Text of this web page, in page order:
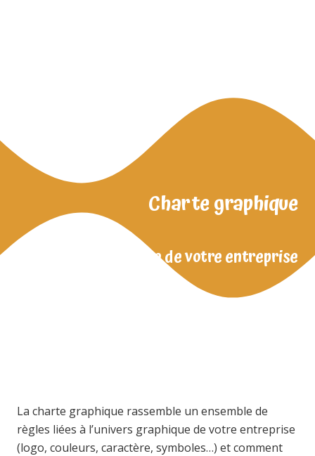
Charte graphique
L’identité graphique de votre entreprise
La charte graphique rassemble un ensemble de
règles liées à l’univers graphique de votre entreprise
(logo, couleurs, caractère, symboles…) et comment